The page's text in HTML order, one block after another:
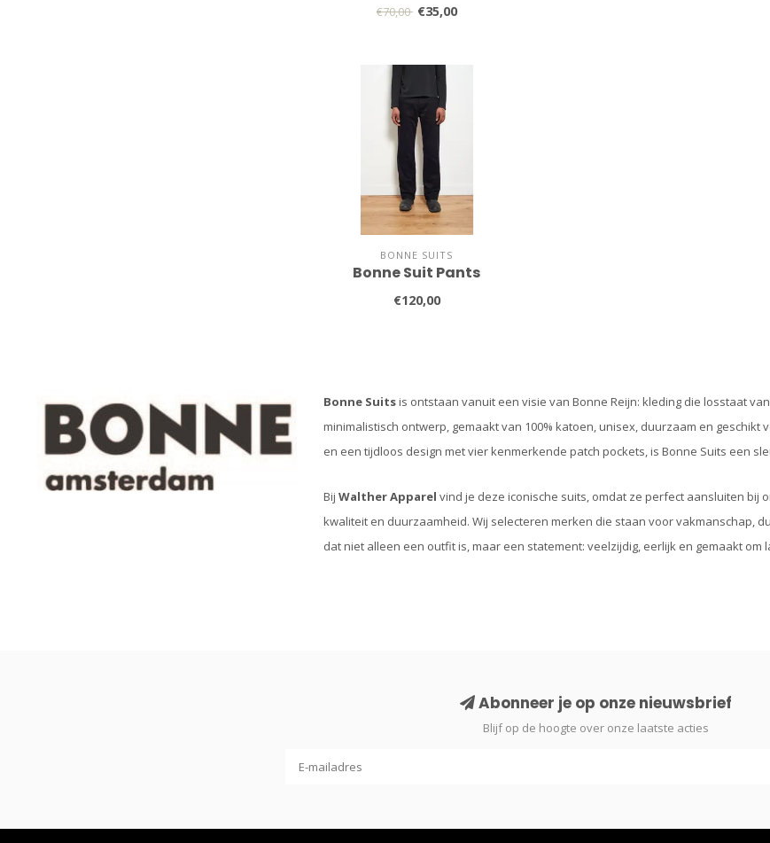
€70,00 €35,00
BONNE SUITS
Bonne Suit Pants
€120,00
Bonne Suitsis ontstaan vanuit een visie van Bonne Reijn: kleding die losstaat
minimalistisch ontwerp, gemaakt van 100% katoen, unisex, duurzaam en geschikt
en een tijdloos design met vier kenmerkende patch pockets, is Bonne Suits een
Bij Walther Apparel vind je deze iconische suits, omdat ze perfect aansluiten
kwaliteit en duurzaamheid. Wij selecteren merken die staan voor vakmanschap,
dat niet alleen een outfit is, maar een statement: veelzijdig, eerlijk en gemaakt om
Abonneer je op onze nieuwsbrief
Blijf op de hoogte over onze laatste acties